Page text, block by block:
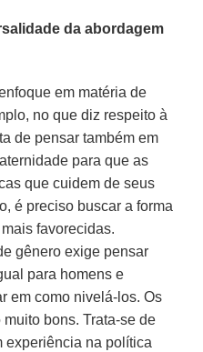
da abordagem
em matéria de
no que diz respeito à
de pensar também em
para que as
que cuidem de seus
é preciso buscar a forma
favorecidas.
gênero exige pensar
para homens e
em como nivelá-los. Os
bons. Trata-se de
experiência na política